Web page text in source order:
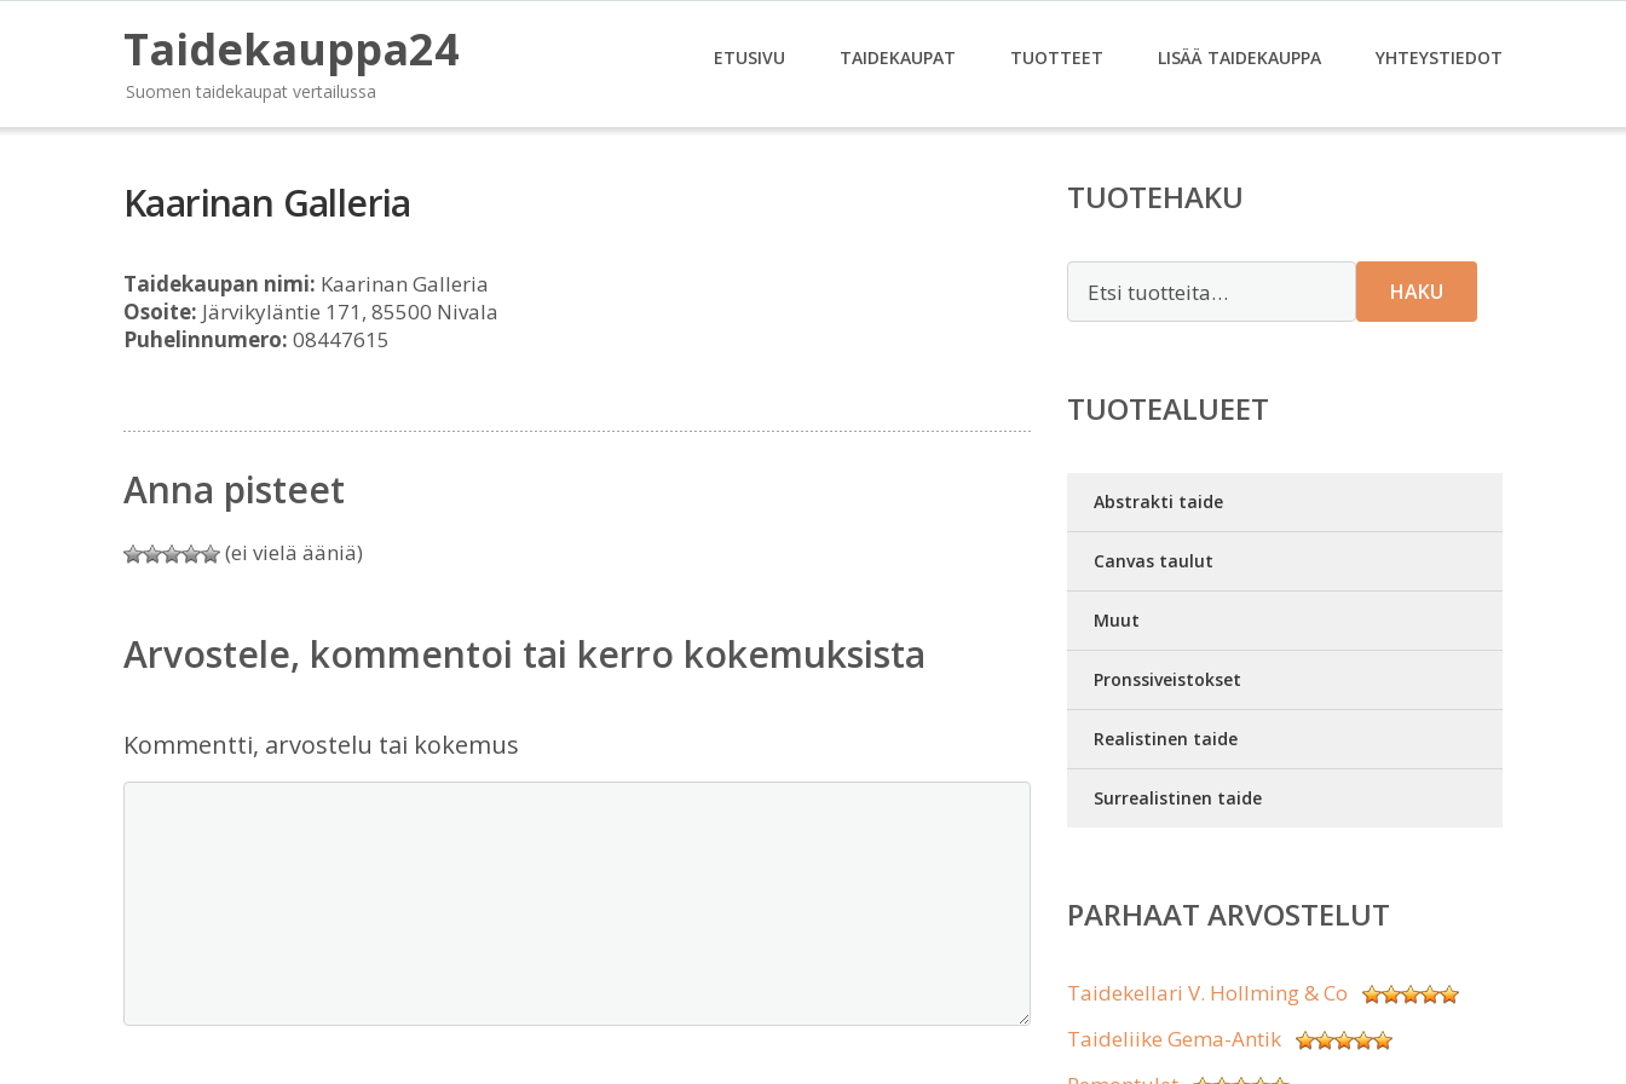
Taidekauppa24
Suomen taidekaupat vertailussa
ETUSIVU TAIDEKAUPAT TUOTTEET LISÄÄ TAIDEKAUPPA YHTEYSTIEDOT
Kaarinan Galleria
Taidekaupan nimi: Kaarinan Galleria
Osoite: Järvikyläntie 171, 85500 Nivala
Puhelinnumero: 08447615
Anna pisteet
(ei vielä ääniä)
Arvostele, kommentoi tai kerro kokemuksista
Kommentti, arvostelu tai kokemus
TUOTEHAKU
HAKU
TUOTEALUEET
Abstrakti taide
Canvas taulut
Muut
Pronssiveistokset
Realistinen taide
Surrealistinen taide
PARHAAT ARVOSTELUT
Taidekellari V. Hollming & Co
Taideliike Gema-Antik